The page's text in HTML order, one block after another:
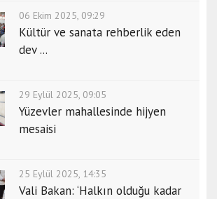
06 Ekim 2025, 09:29
Kültür ve sanata rehberlik eden
dev ...
29 Eylül 2025, 09:05
Yüzevler mahallesinde hijyen
mesaisi
25 Eylül 2025, 14:35
Vali Bakan: ‘Halkın olduğu kadar